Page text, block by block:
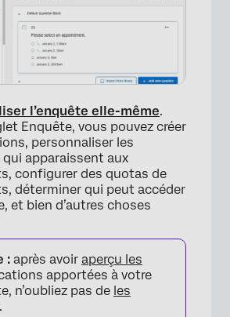
l’enquête elle-même.
Enquête, vous pouvez créer
personnaliser les
apparaissent aux
configurer des quotas de
déterminer qui peut accéder
et bien d’autres choses
: après avoir aperçu les
apportées à votre
n’oubliez pas de les
.